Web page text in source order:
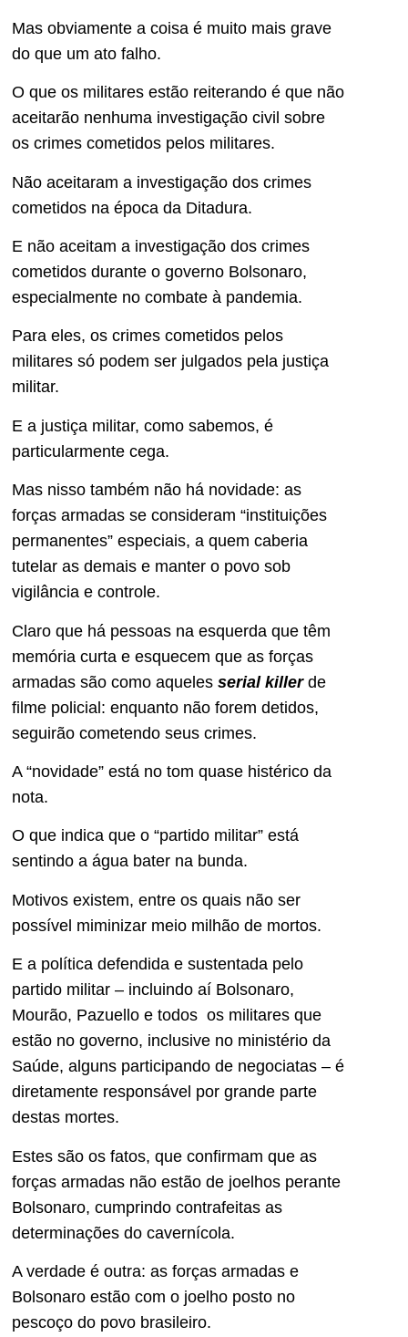
Mas obviamente a coisa é muito mais grave
do que um ato falho.
O que os militares estão reiterando é que não
aceitarão nenhuma investigação civil sobre
os crimes cometidos pelos militares.
Não aceitaram a investigação dos crimes
cometidos na época da Ditadura.
E não aceitam a investigação dos crimes
cometidos durante o governo Bolsonaro,
especialmente no combate à pandemia.
Para eles, os crimes cometidos pelos
militares só podem ser julgados pela justiça
militar.
E a justiça militar, como sabemos, é
particularmente cega.
Mas nisso também não há novidade: as
forças armadas se consideram “instituições
permanentes” especiais, a quem caberia
tutelar as demais e manter o povo sob
vigilância e controle.
Claro que há pessoas na esquerda que têm
memória curta e esquecem que as forças
armadas são como aqueles serial killer de
filme policial: enquanto não forem detidos,
seguirão cometendo seus crimes.
A “novidade” está no tom quase histérico da
nota.
O que indica que o “partido militar” está
sentindo a água bater na bunda.
Motivos existem, entre os quais não ser
possível miminizar meio milhão de mortos.
E a política defendida e sustentada pelo
partido militar – incluindo aí Bolsonaro,
Mourão, Pazuello e todos os militares que
estão no governo, inclusive no ministério da
Saúde, alguns participando de negociatas – é
diretamente responsável por grande parte
destas mortes.
Estes são os fatos, que confirmam que as
forças armadas não estão de joelhos perante
Bolsonaro, cumprindo contrafeitas as
determinações do cavernícola.
A verdade é outra: as forças armadas e
Bolsonaro estão com o joelho posto no
pescoço do povo brasileiro.